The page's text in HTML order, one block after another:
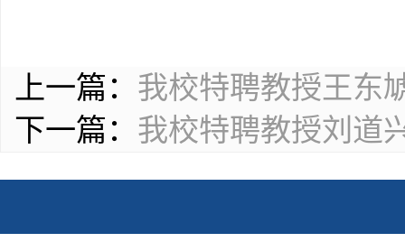
上一篇： 我校特聘教授王东
下一篇： 我校特聘教授刘道